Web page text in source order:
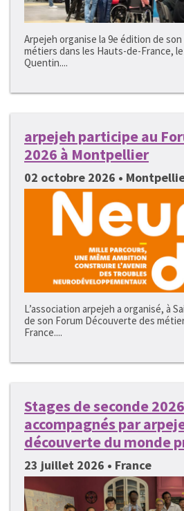
Arpejeh organise la 9e édition de
métiers dans les Hauts-de-France,
Quentin....
arpejeh participe au
2026 à Montpellier
02 octobre 2026 •
L’association arpejeh a organisé, à
de son Forum Découverte des
France....
Stages de seconde
accompagnés par
découverte du monde
23 juillet 2026 • France